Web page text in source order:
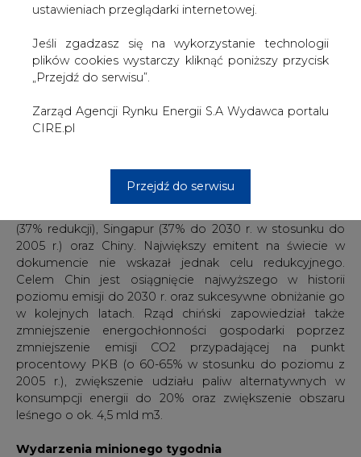
ustawieniach przeglądarki internetowej.
Jeśli zgadzasz się na wykorzystanie technologii
plików cookies wystarczy kliknąć poniższy przycisk
„Przejdź do serwisu”.
Zarząd Agencji Rynku Energii S.A Wydawca portalu
CIRE.pl
Przejdź do serwisu
klimatyczne do 2020 r. Postanowiono, że 2,7 GW mocy
mocy, za co wytwórcy dostaną odpowiednie
wynagrodzenie. Istotne jest, że elektrownie w rezerwie
nie będą uczestniczyły w rynku i w kształtowaniu cen.
zakresie efektywności energetycznej oraz kogeneracji
ograniczające emisję CO2 w sumie o 22 mln ton CO2.
nich Serbia (zakładana redukcja to 9,8% do 2030 r.),
(37% redukcji), Singapur (37% do 2030 r. w stosunku do
2005 r.) oraz Chiny. Największy emitent na świecie w
dokumencie nie wskazał jednak celu redukcyjnego.
Celem Chin jest osiągnięcie najwyższego w historii
poziomu emisji do 2030 r. oraz sukcesywne obniżanie go
w kolejnych latach. Rząd chiński zapowiedział także
zmniejszenie energochłonności gospodarki poprzez
zmniejszenie emisji CO2 przypadającej na punkt
procentowy PKB (o 60-65% w stosunku do poziomu z
2005 r.), zwiększenie udziału paliw alternatywnych w
konsumpcji energii do 20% oraz zwiększenie obszaru
leśnego o ok. 4,5 mld m3.
Wydarzenia minionego tygodnia